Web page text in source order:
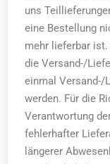
uns
eine Bestellung
mehr lieferbar
die Versand-/
einmal Versand-/
werden. Für die
Verantwortung
fehlerhafter
längerer